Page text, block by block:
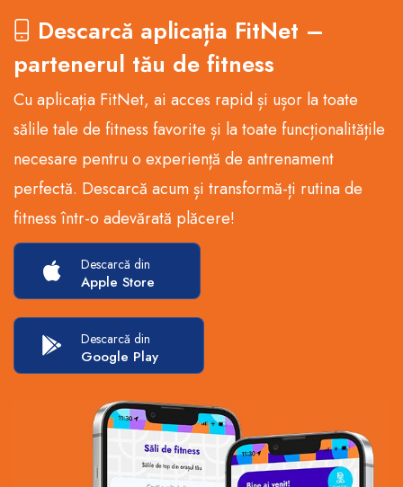
Descarcă aplicația FitNet –
partenerul tău de fitness
Cu aplicația FitNet, ai acces rapid și ușor la toate
sălile tale de fitness favorite și la toate funcționalitățile
necesare pentru o experiență de antrenament
perfectă. Descarcă acum și transformă-ți rutina de
fitness într-o adevărată plăcere!
Descarcă din
Apple Store
Descarcă din
Google Play